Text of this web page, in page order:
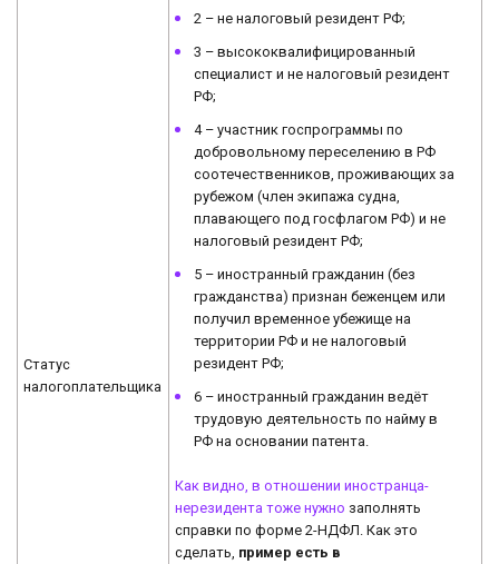
Статус
налогоплательщика
2 – не налоговый резидент РФ;
3 – высококвалифицированный
специалист и не налоговый резидент
РФ;
4 – участник госпрограммы по
добровольному переселению в РФ
соотечественников, проживающих за
рубежом (член экипажа судна,
плавающего под госфлагом РФ) и не
налоговый резидент РФ;
5 – иностранный гражданин (без
гражданства) признан беженцем или
получил временное убежище на
территории РФ и не налоговый
резидент РФ;
6 – иностранный гражданин ведёт
трудовую деятельность по найму в
РФ на основании патента.
Как видно, в отношениииностранца-
нерезидента тоже нужно заполнять
справки по форме 2-НДФЛ. Как это
сделать, пример есть в